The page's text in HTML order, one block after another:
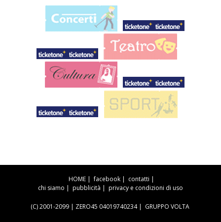
HOME | facebook | contatti |
chi siamo | pubblicità | privacy e condizioni di uso
(C) 2001-2099 | ZERO45 04019740234 | GRUPPO VOLTA